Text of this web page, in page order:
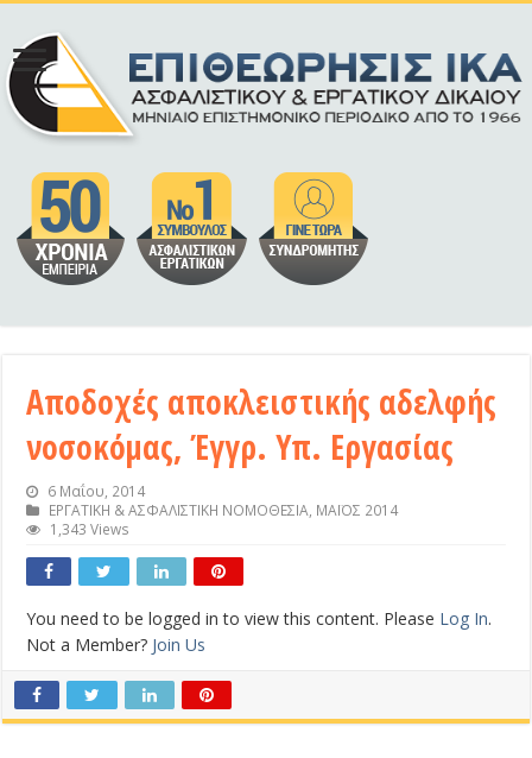
Αποδοχές αποκλειστικής αδελφής
νοσοκόμας, Έγγρ. Υπ. Εργασίας
6 Μαΐου, 2014
ΕΡΓΑΤΙΚΗ & ΑΣΦΑΛΙΣΤΙΚΗ ΝΟΜΟΘΕΣΙΑ, ΜΑΪΟΣ 2014
1,343 Views
You need to be logged in to view this content. Please Log In.
Not a Member? Join Us